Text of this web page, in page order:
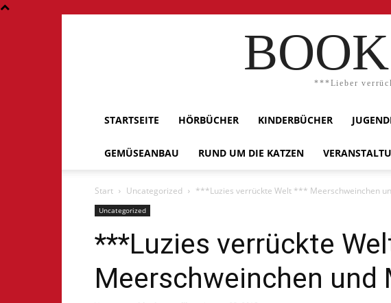
***Lieber
STARTSEITE HÖRBÜCHER KINDERBÜCHER
GEMÜSEANBAU RUND UM DIE KATZEN
Start Uncategorized ***Luzies verrückte Welt *** Meerschweinchen
Uncategorized
***Luzies verrückte
Meerschweinchen und